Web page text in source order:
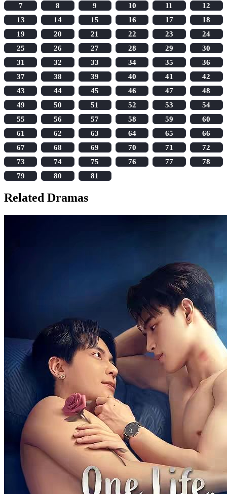
7
8 9 10 11
12
13
14 15 16 17
18
19
20 21 22 23
24
25
26 27 28 29
30
31
32 33 34 35
36
37
38 39 40 41
42
43
44 45 46 47
48
49
50 51 52 53
54
55
56 57 58 59
60
61
62 63 64 65
66
67
68 69 70 71
72
73
74 75 76 77
78
79
80 81
Related Dramas